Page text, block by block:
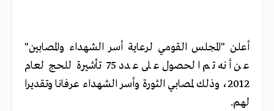
أعلن "المجلس القومي لرعاية أسر الشهداء والمصابين"
عن أنه تم الحصول على عدد 75 تأشيرة للحج لعام
2012، وذلك لمصابي الثورة وأسر الشهداء عرفانا وتقديرا
لهم.